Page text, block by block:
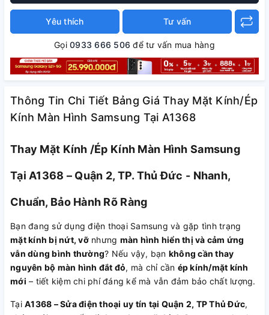
Yêu thích Tư vấn
Gọi0933 666 506 để tư vấn mua hàng
Thông Tin Chi Tiết Bảng Giá Thay Mặt Kính/Ép
Kính Màn Hình Samsung Tại A1368
Thay Mặt Kính /Ép Kính Màn Hình Samsung
Tại A1368 – Quận 2, TP. Thủ Đức - Nhanh,
Chuẩn, Bảo Hành Rõ Ràng
Bạn đang sử dụng điện thoại Samsung và gặp tình trạng
mặt kính bị nứt, vỡnhưng màn hình hiển thị và cảm ứng
vẫn dùng bình thường? Nếu vậy, bạn không cần thay
nguyên bộ màn hình đắt đỏ, mà chỉ cần ép kính/mặt kính
mới – tiết kiệm chi phí đáng kể mà vẫn đảm bảo chất lượng.
Tại A1368 – Sửa điện thoại uy tín tại Quận 2, TP Thủ Đức,